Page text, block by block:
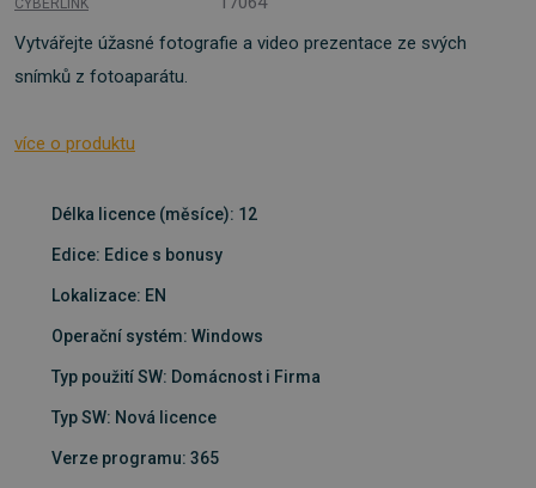
CYBERLINK
Vytvářejte úžasné fotografie a video prezentace ze svých
snímků z fotoaparátu.
více o produktu
Délka licence (měsíce): 12
Edice: Edice s bonusy
Lokalizace: EN
Operační systém: Windows
Typ použití SW: Domácnost i Firma
Typ SW: Nová licence
Verze programu: 365